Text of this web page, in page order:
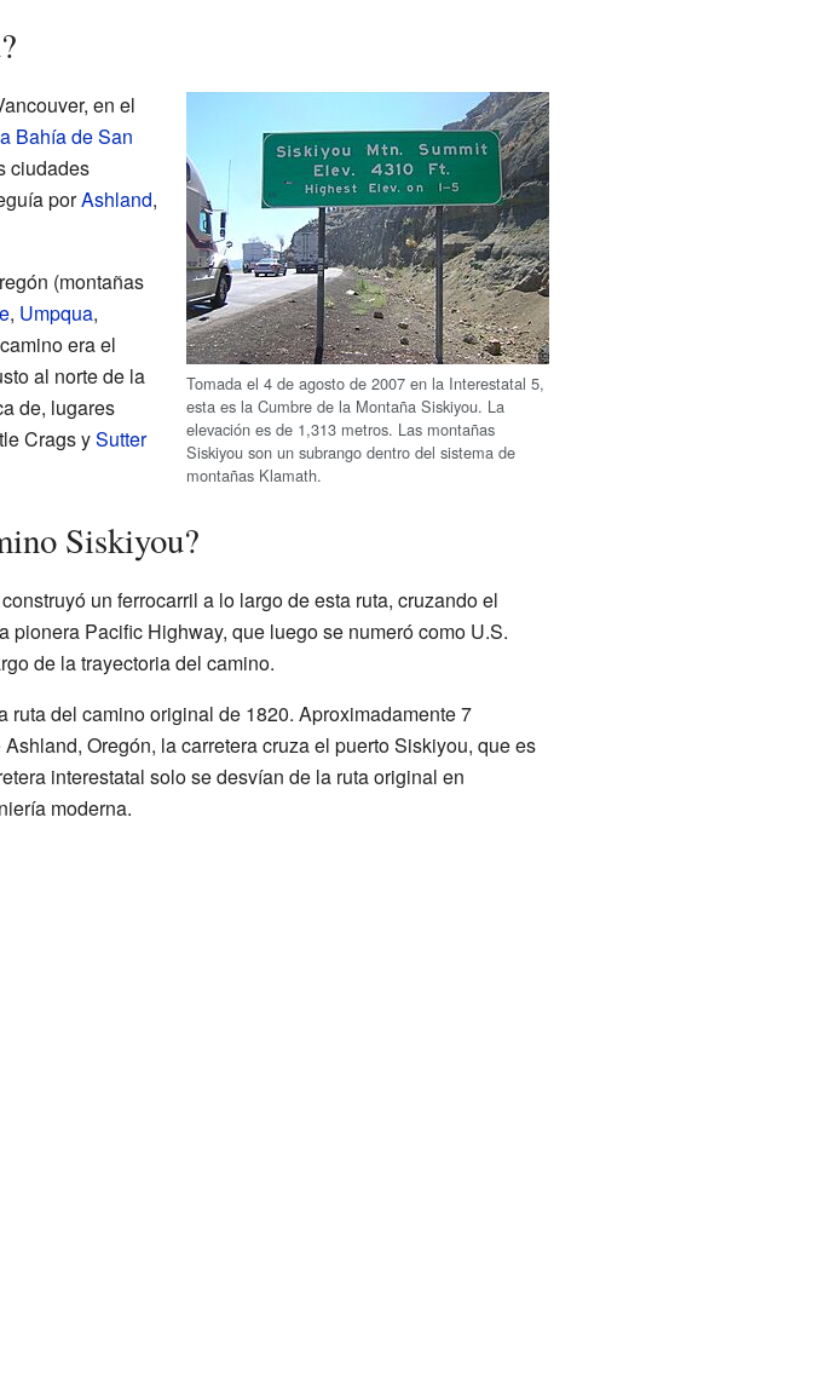
Tomada el 4 de agosto de 2007 en la Interestatal 5,
esta es la Cumbre de la Montaña Siskiyou. La
elevación es de 1,313 metros. Las montañas
Siskiyou son un subrango dentro del sistema de
montañas Klamath.
en el
Bahía de San
ciudades
porAshland,
(montañas
, Umpqua,
era el
al norte de la
de, lugares
Crags ySutter
Siskiyou?
un ferrocarril a lo largo de esta ruta, cruzando el
Pacific Highway, que luego se numeró como U.S.
de la trayectoria del camino.
del camino original de 1820. Aproximadamente 7
Oregón, la carretera cruza el puerto Siskiyou, que es
interestatal solo se desvían de la ruta original en
moderna.